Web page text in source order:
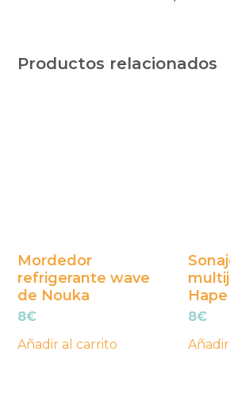
Productos relacionados
Mordedor
refrigerante wave
de Nouka
8€
Añadir al carrito
Hape
8€